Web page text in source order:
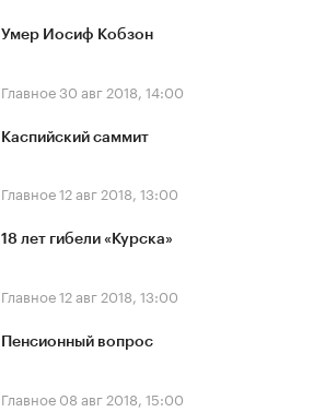
Умер Иосиф Кобзон
Главное30 авг 2018, 14:00
Каспийский саммит
Главное12 авг 2018, 13:00
18 лет гибели «Курска»
Главное12 авг 2018, 13:00
Пенсионный вопрос
Главное 08 авг 2018, 15:00